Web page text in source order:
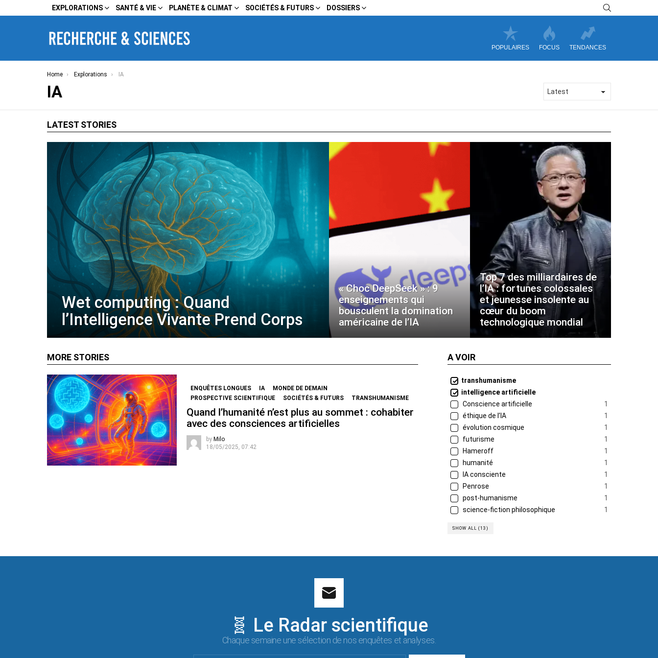
EXPLORATIONS SANTÉ & VIE PLANÈTE & CLIMAT SOCIÉTÉS & FUTURS DOSSIERS
POPULAIRES FOCUS TENDANCES
You are here:
Home Explorations IA
IA
LATEST STORIES
Wet computing : Quand
l’Intelligence Vivante Prend Corps
« Choc DeepSeek » : 9
enseignements qui
bousculent la domination
américaine de l’IA
Top 7 des milliardaires de
l’IA : fortunes colossales
et jeunesse insolente au
cœur du boom
technologique mondial
MORE STORIES
ENQUÊTES LONGUES IA
MONDE DE DEMAIN
PROSPECTIVE SCIENTIFIQUE
SOCIÉTÉS & FUTURS TRANSHUMANISME
Quand l’humanité n’est plus au sommet : cohabiter
avec des consciences artificielles
by Milo
18/05/2025, 07:42
A VOIR
transhumanisme
intelligence artificielle
Conscience artificielle
1
éthique de l’IA
1
évolution cosmique
1
futurisme
1
Hameroff
1
humanité
1
IA consciente
1
Penrose
1
post-humanisme
1
science-fiction philosophique
1
SHOW ALL (13)
🧬 Le Radar scientifique
Chaque semaine une sélection de nos enquêtes et analyses.